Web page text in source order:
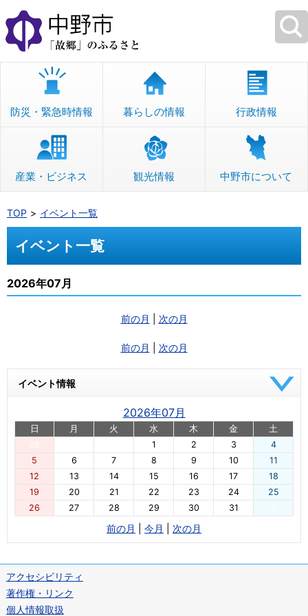
本
文
へ
移
防災・緊急時情報 暮らしの情報 行政情報
産業・ビジネス 観光情報 中野市について
TOP イベント一覧
イベント一覧
2026年07月
前の月 次の月
前の月 次の月
イベント情報
2026年07月
日 月 火 水 木 金
土
1 2 3
4
5
6 7 8 9 10
11
12
13 14 15 16 17
18
19
20 21 22 23 24
25
26
27 28 29 30 31
前の月 今月 次の月
アクセシビリティ
著作権・リンク
個人情報取扱